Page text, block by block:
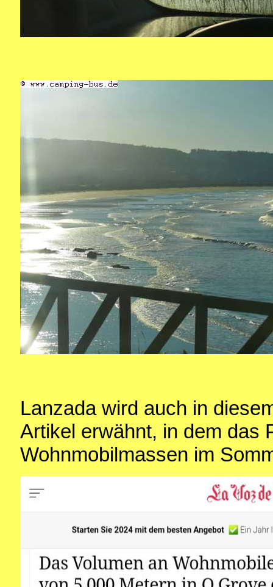
Lanzada wird auch in
Artikel erwähnt, in dem das
Wohnmobilmassen im